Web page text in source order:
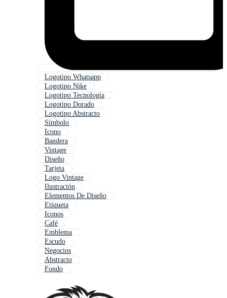
Logotipo Whatsapp
Logotipo Nike
Logotipo Tecnología
Logotipo Dorado
Logotipo Abstracto
Símbolo
Icono
Bandera
Vintage
Diseño
Tarjeta
Logo Vintage
Ilustración
Elementos De Diseño
Etiqueta
Iconos
Café
Emblema
Escudo
Negocios
Abstracto
Fondo